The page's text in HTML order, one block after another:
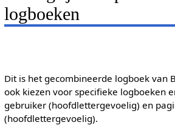
logboeken
Dit is het gecombineerde logboek van
ook kiezen voor specifieke logboeken
gebruiker (hoofdlettergevoelig) en
(hoofdlettergevoelig).